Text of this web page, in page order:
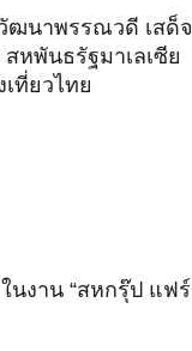
นาพรรณวดี เสด็จ
หพันธรัฐมาเลเซีย
ที่ยวไทย
นงาน “สหกรุ๊ป แฟร์